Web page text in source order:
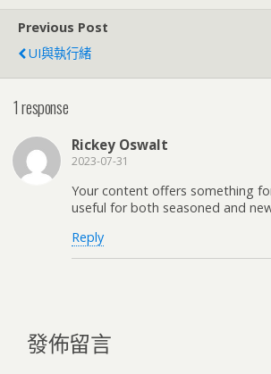
Previous Post
UI與執行緒
1 response
Rickey Oswalt
2023-07-31
Your content offers something
useful for both seasoned and
Reply
發佈留言